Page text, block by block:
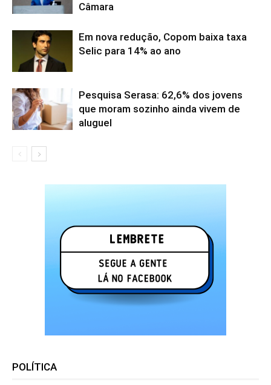
Câmara
Em nova redução, Copom baixa taxa
Selic para 14% ao ano
Pesquisa Serasa: 62,6% dos jovens
que moram sozinho ainda vivem de
aluguel
POLÍTICA